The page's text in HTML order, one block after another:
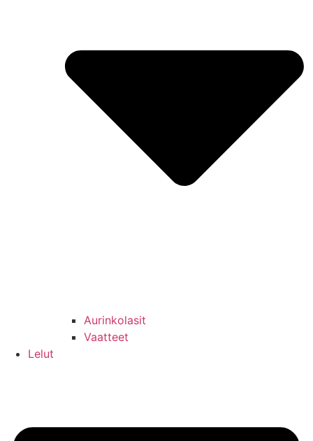
Aurinkolasit
Vaatteet
Lelut